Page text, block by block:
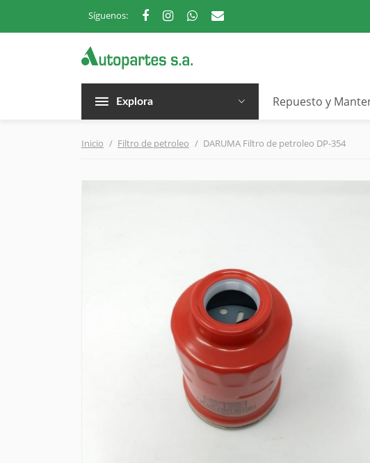
Síguenos:
Explora Repuesto y
Inicio Filtro de petroleo DARUMA Filtro de petroleo DP-354